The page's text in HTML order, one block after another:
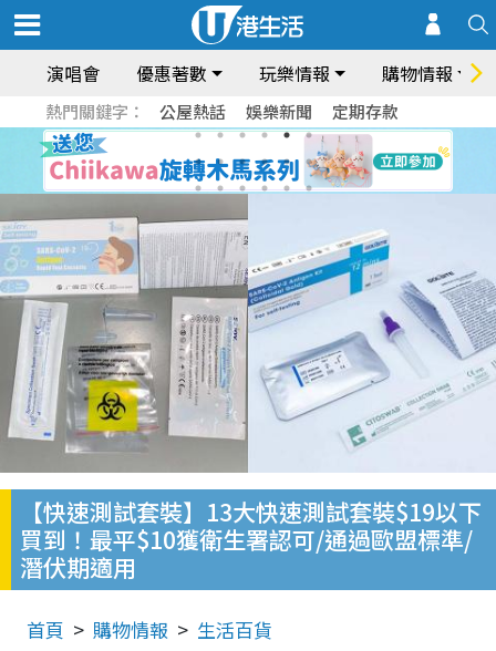
演唱會 優惠著數 玩樂情報 購物情報
熱門關鍵字： 公屋熱話 娛樂新聞 定期存款
【快速測試套裝】13大快速測試套裝$19以下
買到！最平$10獲衛生署認可/通過歐盟標準/
潛伏期適用
首頁 購物情報 生活百貨